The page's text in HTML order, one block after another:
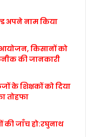
अपने नाम किया
किसानों को
की जानकारी
के शिक्षकों को दिया
तोहफा
की जाँच हो:रघुनाथ